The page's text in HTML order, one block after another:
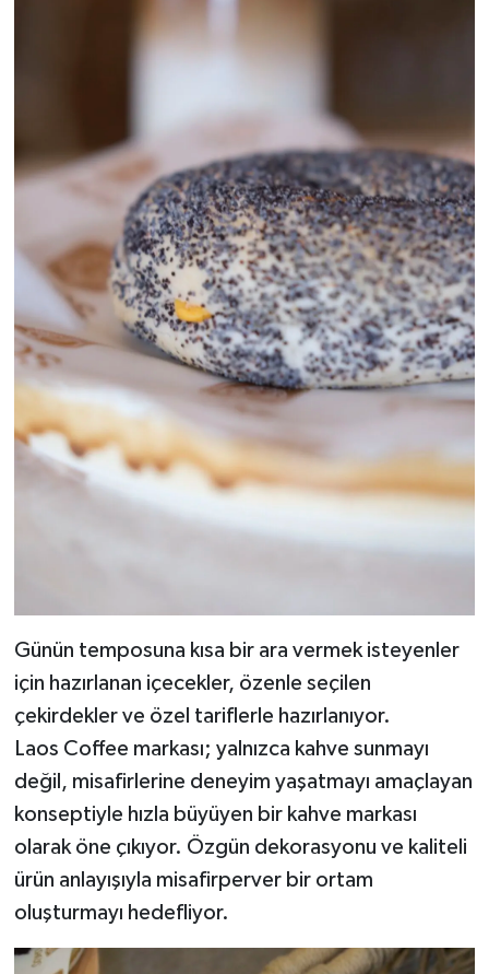
Günün temposuna kısa bir ara vermek isteyenler
için hazırlanan içecekler, özenle seçilen
çekirdekler ve özel tariflerle hazırlanıyor.
Laos Coffee markası; yalnızca kahve sunmayı
değil, misafirlerine deneyim yaşatmayı amaçlayan
konseptiyle hızla büyüyen bir kahve markası
olarak öne çıkıyor. Özgün dekorasyonu ve kaliteli
ürün anlayışıyla misafirperver bir ortam
oluşturmayı hedefliyor.